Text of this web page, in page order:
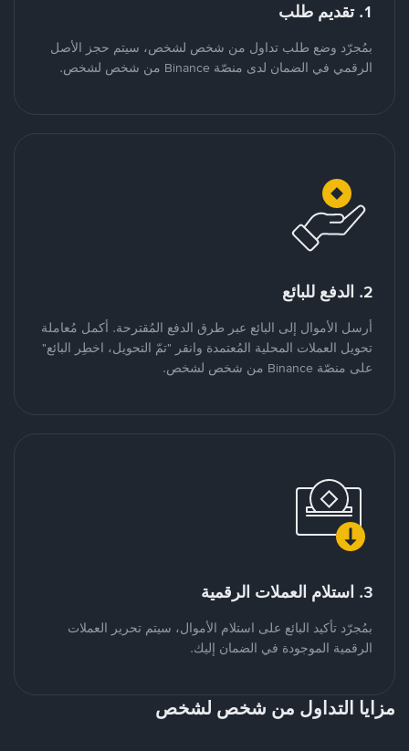
1. تقديم طلب
بمُجرّد وضع طلب تداول من شخص لشخص، سيتم حجز الأصل
الرقمي في الضمان لدى منصّة Binance من شخص لشخص.
2. الدفع للبائع
أرسل الأموال إلى البائع عبر طرق الدفع المُقترحة. أكمل مُعاملة
تحويل العملات المحلية المُعتمدة وانقر "تمّ التحويل، اخطِر البائع"
على منصّة Binance من شخص لشخص.
3. استلام العملات الرقمية
بمُجرّد تأكيد البائع على استلام الأموال، سيتم تحرير العملات
الرقمية الموجودة في الضمان إليك.
مزايا التداول من شخص لشخص